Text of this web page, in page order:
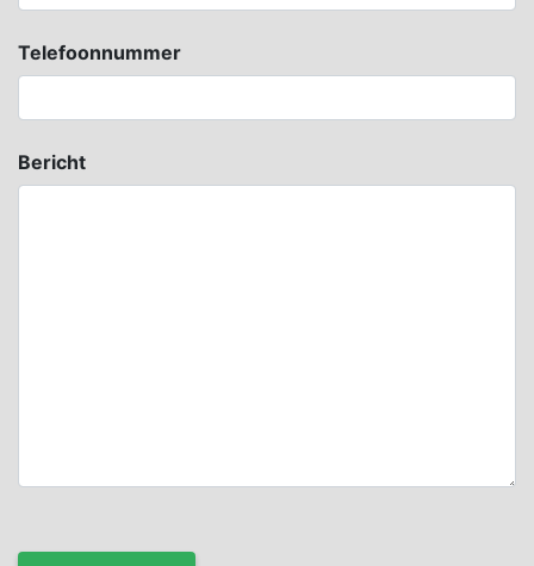
Telefoonnummer
Bericht